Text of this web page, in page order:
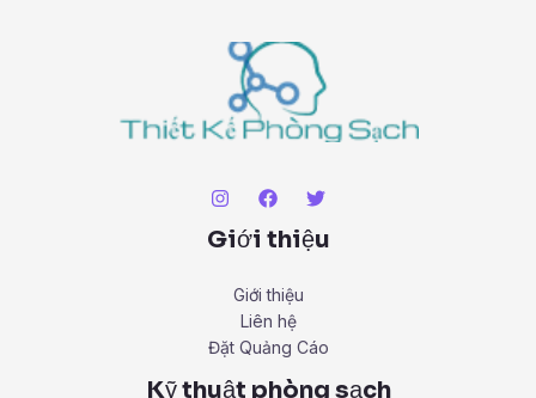
Giới thiệu
Giới thiệu
Liên hệ
Đặt Quảng Cáo
Kỹ thuật phòng sạch